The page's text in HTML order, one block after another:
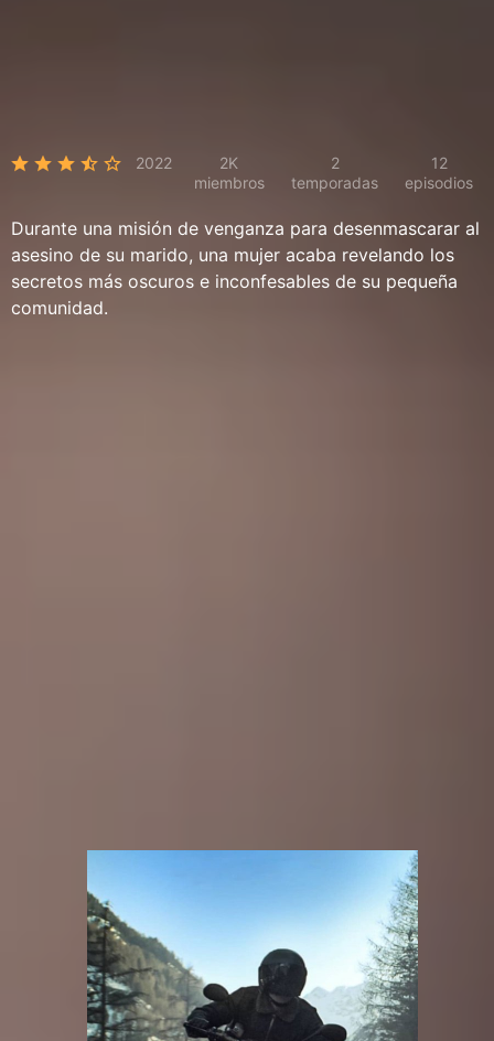
2022
2K
miembros
2
temporadas
12
episodios
Durante una misión de venganza para desenmascarar al
asesino de su marido, una mujer acaba revelando los
secretos más oscuros e inconfesables de su pequeña
comunidad.